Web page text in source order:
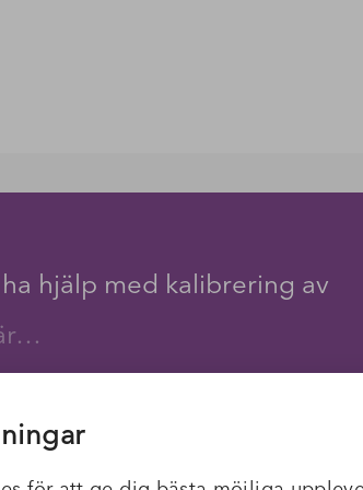
hjälp med kalibrering av